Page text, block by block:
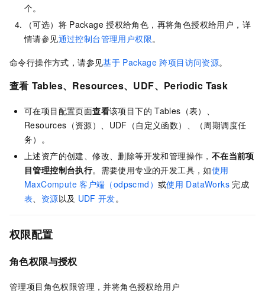
个。
（可选）将 Package 授权给角色，再将角色授权给用户，详
情请参见通过控制台管理用户权限。
命令行操作方式，请参见基于 Package 跨项目访问资源。
查看 Tables、Resources、UDF、Periodic Task
可在项目配置页面查看该项目下的 Tables（表）、
Resources（资源）、UDF（自定义函数）、（周期调度任
务）。
上述资产的创建、修改、删除等开发和管理操作， 不在当前项
目管理控制台执行。需要使用专业的开发工具，如使用
MaxCompute 客户端（odpscmd） 或使用 DataWorks 完成
表
资源以及 UDF 开发。
权限配置
角色权限与授权
管理项目角色权限管理，并将角色授权给用户